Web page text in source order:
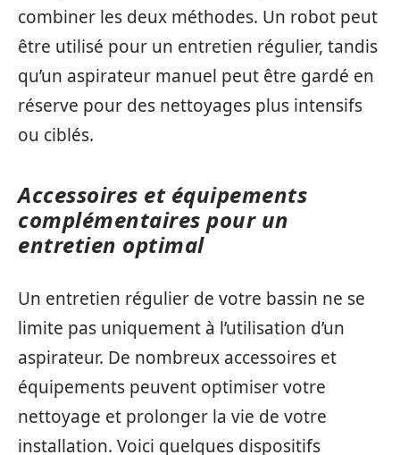
combiner les deux méthodes. Un robot peut
être utilisé pour un entretien régulier, tandis
qu’un aspirateur manuel peut être gardé en
réserve pour des nettoyages plus intensifs
ou ciblés.
Accessoires et équipements
complémentaires pour un
entretien optimal
Un entretien régulier de votre bassin ne se
limite pas uniquement à l’utilisation d’un
aspirateur. De nombreux accessoires et
équipements peuvent optimiser votre
nettoyage et prolonger la vie de votre
installation. Voici quelques dispositifs